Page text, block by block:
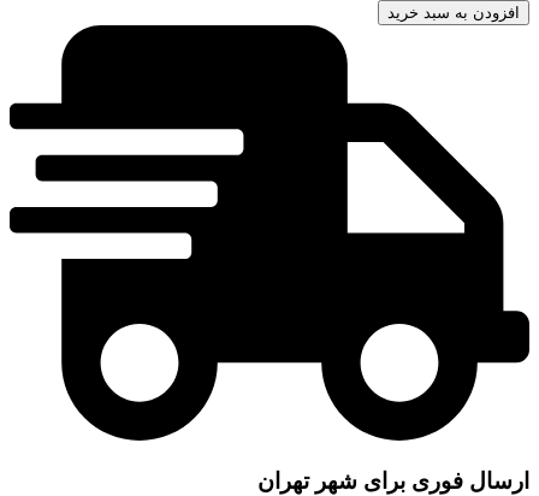
افزودن به سبد خرید
ارسال فوری برای شهر تهران